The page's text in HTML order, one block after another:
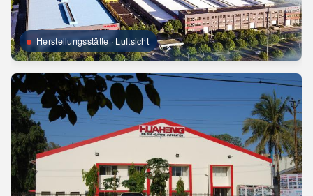
Herstellungsstätte · Luftsicht